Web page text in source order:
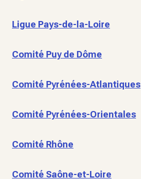
Ligue Pays-de-la-Loire
Comité Puy de Dôme
Comité Pyrénées-Atlantiques
Comité Pyrénées-Orientales
Comité Rhône
Comité Saône-et-Loire